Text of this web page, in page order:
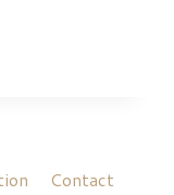
Contact